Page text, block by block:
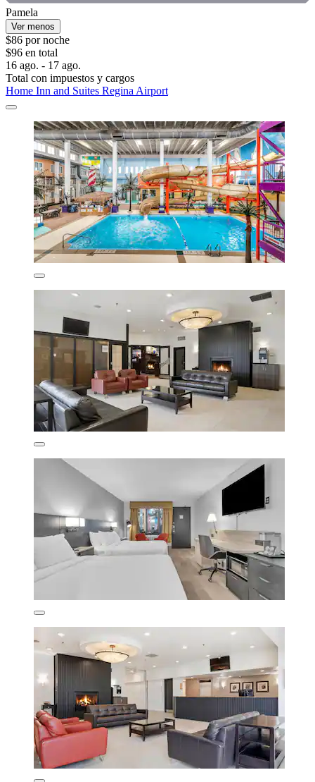
Pamela
Ver menos
$86 por noche
$96 en total
16 ago. - 17 ago.
Total con impuestos y cargos
Home Inn and Suites Regina Airport